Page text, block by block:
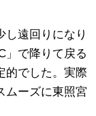
し遠回りになり
」で降りて戻る
的でした。実際
ムーズに東照宮